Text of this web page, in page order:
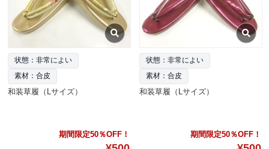
状態：非常によい
素材：合皮
和装草履（Lサイズ）
期間限定50％OFF！
状態：非常によい
素材：合皮
和装草履（Lサイズ）
期間限定50％OFF！